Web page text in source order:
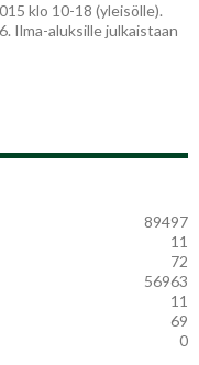
klo 10-18 (yleisölle).
Ilma-aluksille julkaistaan
89497
11
72
56963
11
69
0